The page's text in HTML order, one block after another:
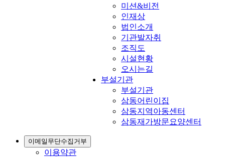
미션&비전
인재상
법인소개
기관발자취
조직도
시설현황
오시는길
부설기관
부설기관
삼동어린이집
삼동지역아동센터
삼동재가방문요양센터
이메일무단수집거부
이용약관